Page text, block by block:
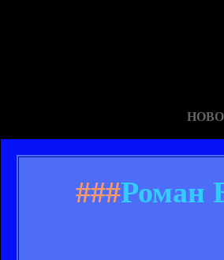
###Роман